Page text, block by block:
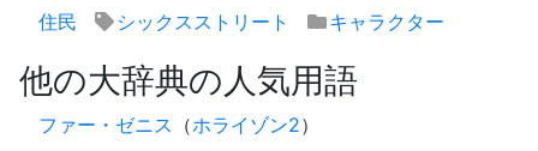
住民
シックスストリート キャラクター
他の大辞典の人気用語
ファー・ゼニス （ホライゾン2）